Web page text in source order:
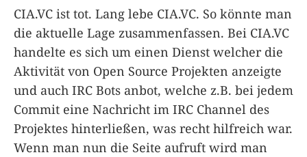
CIA.VC ist tot. Lang lebe CIA.VC. So könnte man
die aktuelle Lage zusammenfassen. Bei CIA.VC
handelte es sich um einen Dienst welcher die
Aktivität von Open Source Projekten anzeigte
und auch IRC Bots anbot, welche z.B. bei jedem
Commit eine Nachricht im IRC Channel des
Projektes hinterließen, was recht hilfreich war.
Wenn man nun die Seite aufruft wird man